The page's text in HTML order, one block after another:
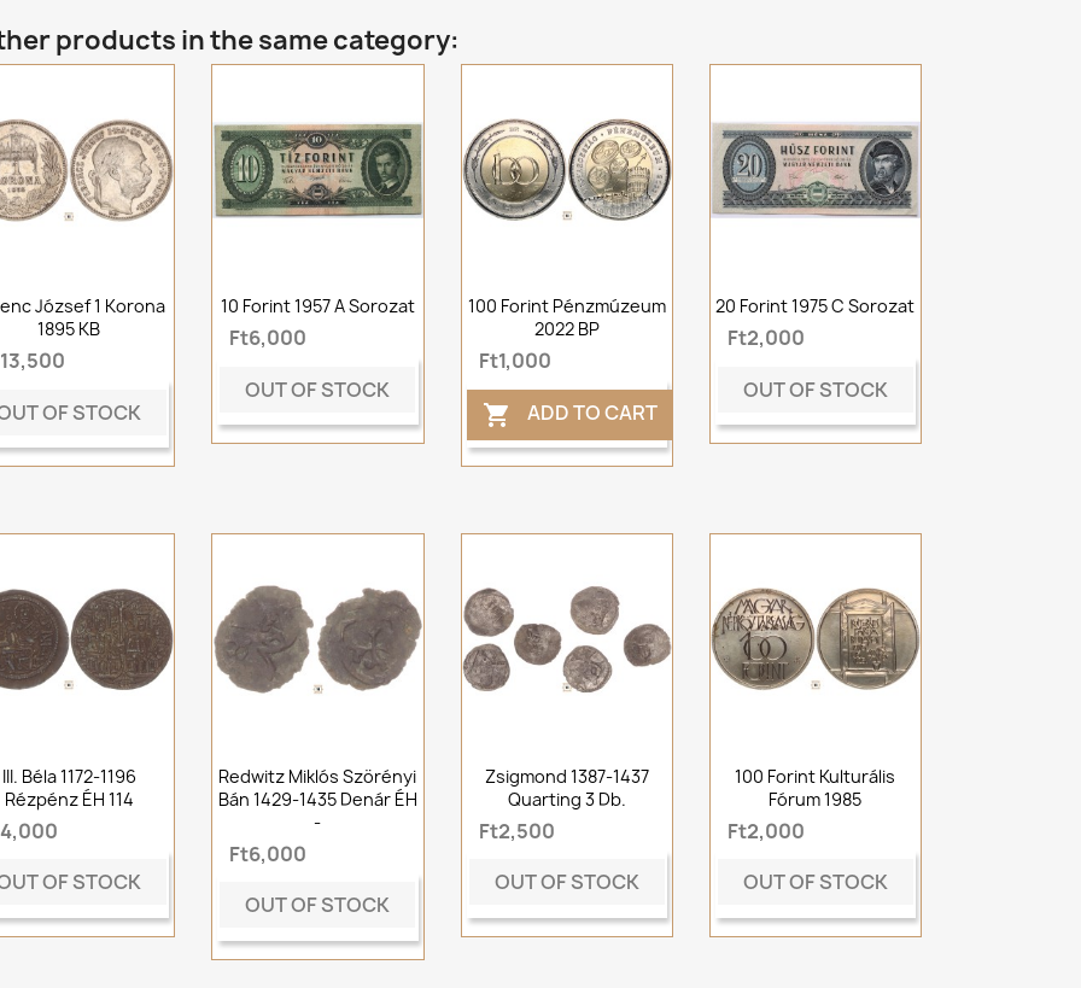
products in the same category:
József 1 Korona
1895 KB
OF STOCK
10 Forint 1957 A Sorozat
Ft6,000
OUT OF STOCK
100 Forint Pénzmúzeum
2022 BP
Ft1,000
 ADD TO CART
20 Forint 1975 C Sorozat
Ft2,000
OUT OF STOCK
III. Béla 1172-1196
Rézpénz ÉH 114
OF STOCK
Redwitz Miklós Szörényi
Bán 1429-1435 Denár ÉH
-
Ft6,000
OUT OF STOCK
Zsigmond 1387-1437
Quarting 3 Db.
Ft2,500
OUT OF STOCK
100 Forint Kulturális
Fórum 1985
Ft2,000
OUT OF STOCK